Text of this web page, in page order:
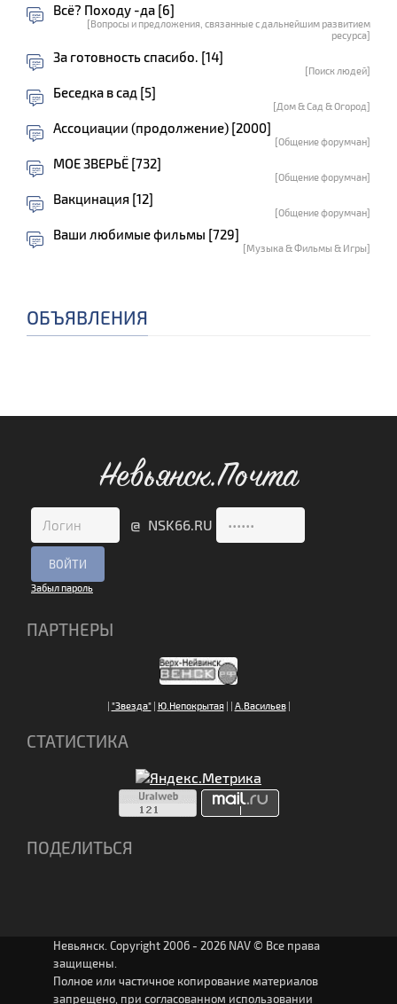
Всё? Походу -да [6]
[Вопросы и предложения, связанные с дальнейшим развитием
ресурса]
За готовность спасибо. [14]
[Поиск людей]
Беседка в сад [5]
[Дом & Сад & Огород]
Ассоциации (продолжение) [2000]
[Общение форумчан]
МОЕ ЗВЕРЬЁ [732]
[Общение форумчан]
Вакцинация [12]
[Общение форумчан]
Ваши любимые фильмы [729]
[Музыка & Фильмы & Игры]
ОБЪЯВЛЕНИЯ
Невьянск.Почта
@ NSK66.RU
Забыл пароль
ПАРТНЕРЫ
| "Звезда"| Ю.Непокрытая| | А.Васильев|
СТАТИСТИКА
ПОДЕЛИТЬСЯ
Невьянск. Copyright 2006 - 2026 NAV © Все права
защищены.
Полное или частичное копирование материалов
запрещено, при согласованном использовании